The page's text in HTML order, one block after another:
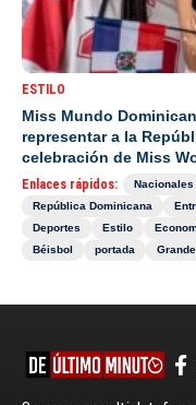
ESTILO
Miss Mundo
representar a la
celebración de Miss
Enlaces rápidos: Nacionales
República Dominicana
Deportes
Estilo
Béisbol
portada